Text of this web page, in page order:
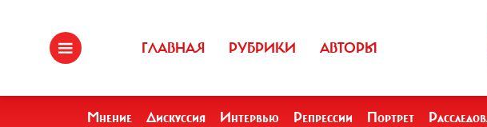
ГЛАВНАЯ РУБРИКИ АВТОРЫ
Мнение Дискуссия Интервью Репрессии Портрет